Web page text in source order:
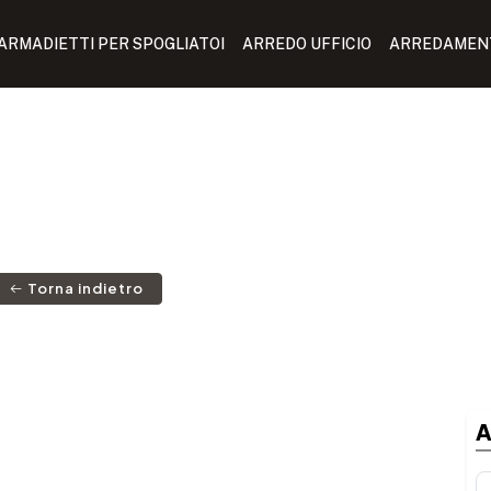
PER SPOGLIATOI ARREDO UFFICIO
Torna indietro